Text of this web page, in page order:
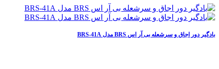
بادگیر دور اجاق و سرشعله بی آر اس BRS مدل BRS-41A